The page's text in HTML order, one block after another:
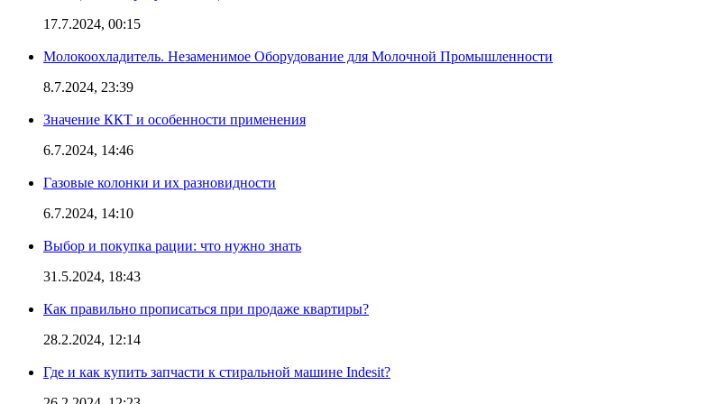
17.7.2024, 00:15
Молокоохладитель. Незаменимое Оборудование для Молочной Промышленности
8.7.2024, 23:39
Значение ККТ и особенности применения
6.7.2024, 14:46
Газовые колонки и их разновидности
6.7.2024, 14:10
Выбор и покупка рации: что нужно знать
31.5.2024, 18:43
Как правильно прописаться при продаже квартиры?
28.2.2024, 12:14
Где и как купить запчасти к стиральной машине Indesit?